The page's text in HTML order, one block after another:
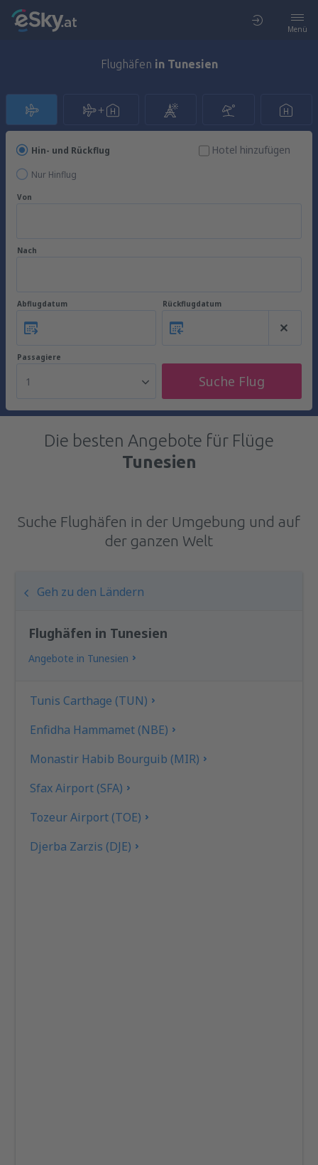
Menü
Flughäfen in Tunesien
Hin- und Rückflug
Nur Hinflug
Hotel hinzufügen
Von
Nach
Abflugdatum Rückflugdatum
Passagiere
1 Suche Flug
Die besten Angebote für Flüge
Tunesien
Suche Flughäfen in der Umgebung und auf
der ganzen Welt
Geh zu den Ländern
Flughäfen in Tunesien
Angebote in Tunesien
Tunis Carthage (TUN)
Enfidha Hammamet (NBE)
Monastir Habib Bourguib (MIR)
Sfax Airport (SFA)
Tozeur Airport (TOE)
Djerba Zarzis (DJE)